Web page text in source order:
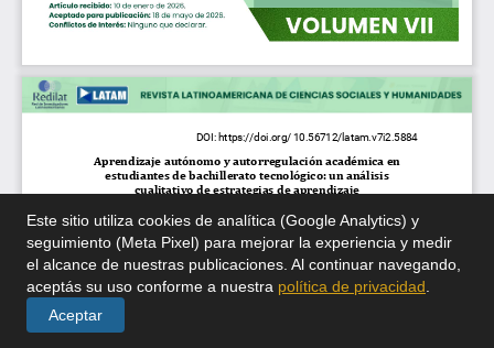
Este sitio utiliza cookies de analítica (Google Analytics) y
seguimiento (Meta Pixel) para mejorar la experiencia y medir
el alcance de nuestras publicaciones. Al continuar navegando,
aceptás su uso conforme a nuestra política de privacidad
Aceptar